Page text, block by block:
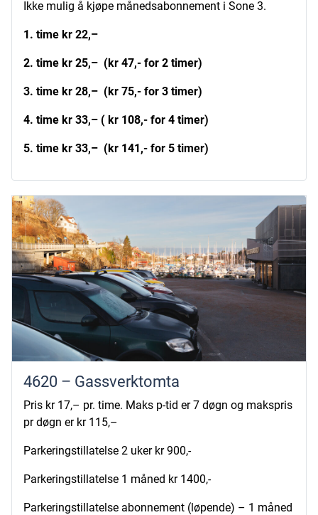
Ikke mulig å kjøpe månedsabonnement i Sone 3.
1. time kr 22,–
2. time kr 25,– (kr 47,- for 2 timer)
3. time kr 28,– (kr 75,- for 3 timer)
4. time kr 33,– ( kr 108,- for 4 timer)
5. time kr 33,– (kr 141,- for 5 timer)
4620 – Gassverktomta
Pris kr 17,– pr. time. Maks p-tid er 7 døgn og makspris
pr døgn er kr 115,–
Parkeringstillatelse 2 uker kr 900,-
Parkeringstillatelse 1 måned kr 1400,-
Parkeringstillatelse abonnement (løpende) – 1 måned